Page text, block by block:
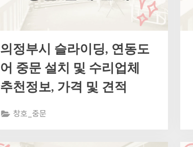
의정부시 슬라이딩, 연동도
어 중문 설치 및 수리업체
추천정보, 가격 및 견적
창호_중문